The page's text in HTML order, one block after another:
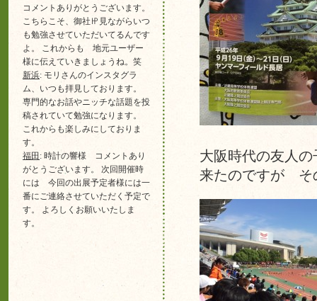
コメントありがとうございます。
こちらこそ、御社㏋見ながらいつ
も勉強させていただいてるんです
よ。 これからも 地元ユーザー
様に伝えていきましょうね。笑
新浜: モリさんのインスタグラ
ム、いつも拝見しております。
専門的なお話やニッチな話題を投
稿されていて勉強になります。
これからも楽しみにしておりま
す。
福田 : 時計の響様 コメントあり
がとうございます。 次回開催時
には 今回の出展予定者様には一
番にご連絡させていただく予定で
す。 よろしくお願いいたしま
す。
大阪時代の友人
来たのですが そ